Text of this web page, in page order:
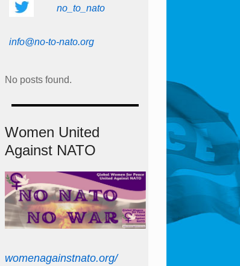
no_to_nato
info@no-to-nato.org
No posts found.
Women United
Against NATO
womenagainstnato.org/